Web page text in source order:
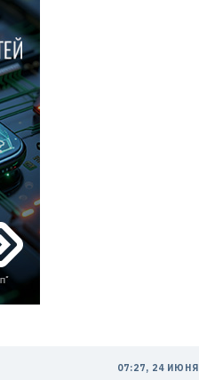
07:27, 24 ИЮНЯ